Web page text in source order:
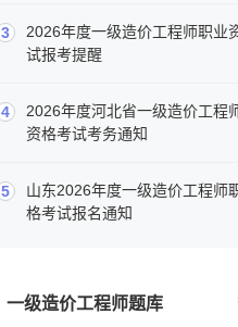
3
2026年度一级造价工程师职业
试报考提醒
4
2026年度河北省一级造价工程
资格考试考务通知
5
山东2026年度一级造价工程师
格考试报名通知
一级造价工程师题库